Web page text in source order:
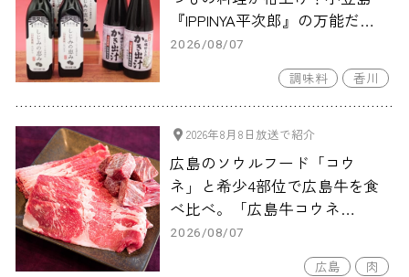
『IPPINYA平次郎』の万能だし
「しじみの恵み」＆「かき出
2026/08/07
調味料 香川
2026年8月8日放送で紹介
広島のソウルフード「コウ
ネ」と希少4部位で広島牛を食
べ比べ。「広島牛コウネ
（500g）・和牛ショコラ-
Hiroshima Beef-セット」
2026/08/07
広島 肉